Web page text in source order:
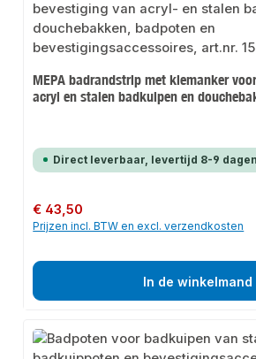
MEPA badrandstrip met klemanker
acryl en stalen badkuipen en
Direct leverbaar, levertijd 8-9 dagen
Normale prijs:
€ 43,50
Prijzen incl. BTW en excl. verzendkosten
In de winkelmand